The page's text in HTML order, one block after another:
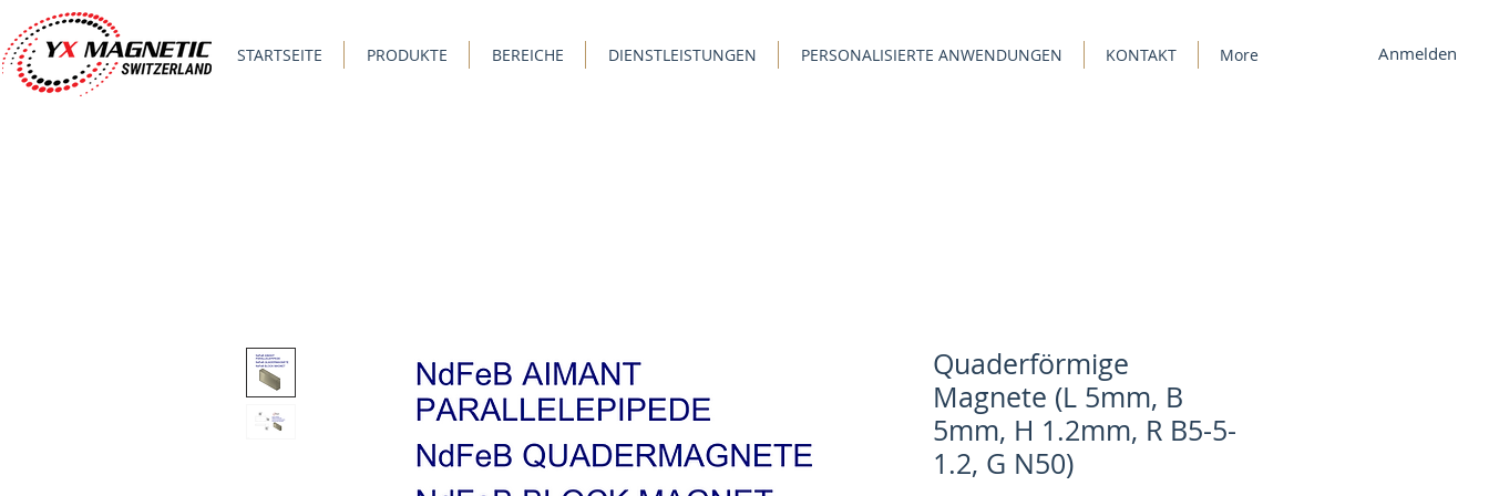
STARTSEITE PRODUKTE BEREICHE DIENSTLEISTUNGEN PERSONALISIERTE ANWENDUNGEN KONTAKT More Anmelden
Quaderförmige
Magnete (L 5mm, B
5mm, H 1.2mm, R B5-5-
1.2, G N50)